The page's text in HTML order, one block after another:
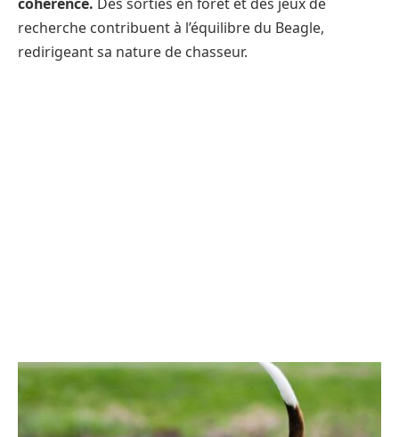
recherche contribuent à l’équilibre du Beagle,
redirigeant sa nature de chasseur.